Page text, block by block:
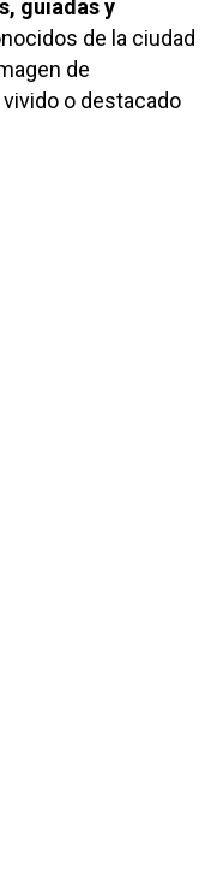
guiadas y
de la ciudad
de
o destacado